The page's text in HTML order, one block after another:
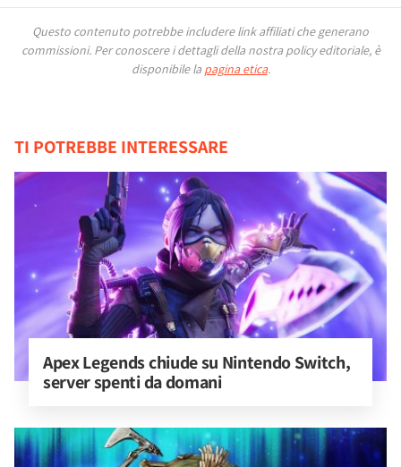
Questo contenuto potrebbe includere link affiliati che generano
commissioni. Per conoscere i dettagli della nostra policy editoriale, è
disponibile la pagina etica.
TI POTREBBE INTERESSARE
Apex Legends chiude su Nintendo Switch,
server spenti da domani